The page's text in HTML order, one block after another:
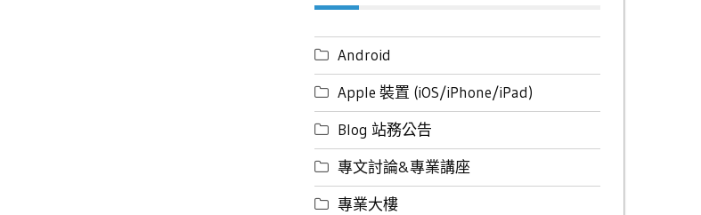
Android
Apple 裝置 (iOS/iPhone/iPad)
Blog 站務公告
專文討論&專業講座
專業大樓